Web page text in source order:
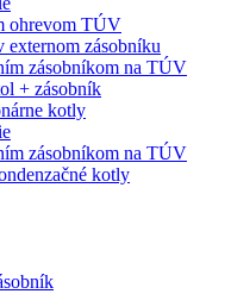
ohrevom TÚV
zásobníku
zásobníkom na TÚV
+ zásobník
kotly
zásobníkom na TÚV
kotly